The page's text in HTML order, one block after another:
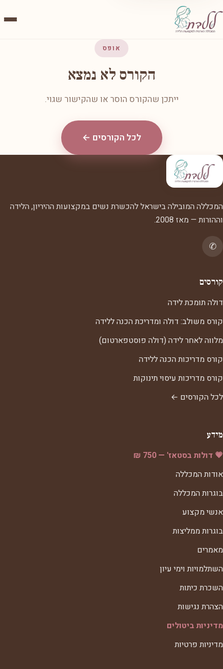
אופס
הקורס לא נמצא
ייתכן שהקורס הוסר או שהקישור שגוי.
לכל הקורסים ←
המכללה המובילה בישראל להכשרת נשים במקצועות ההיריון, הלידה
וההורות — מאז 2008.
✆
קורסים
דולה תומכת לידה
קורס משולב: דולה ומדריכת הכנה ללידה
מלווה לאחר לידה (דולה פוסטפארטום)
קורס מדריכות הכנה ללידה
קורס מדריכות עיסוי תינוקות
לכל הקורסים ←
מידע
💗 דולות בסטאז' — 750 ₪
אודות המכללה
בוגרות המכללה
אנשי מקצוע
בוגרות ממליצות
מאמרים
השתלמויות וימי עיון
השכרת כיתות
הצהרת נגישות
מדיניות ביטולים
מדיניות פרטיות